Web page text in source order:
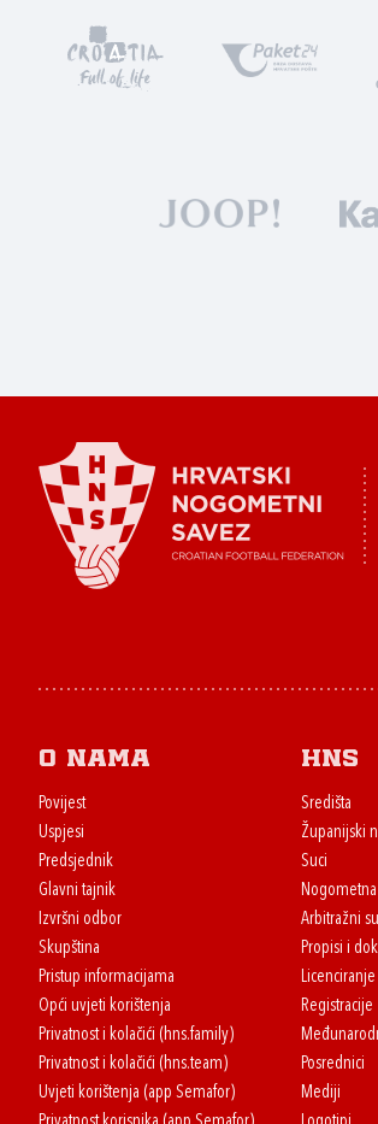
O nama
Povijest
Uspjesi
Predsjednik
Glavni tajnik
Izvršni odbor
Skupština
Pristup informacijama
Opći uvjeti korištenja
Privatnost i kolačići (hns.family)
Privatnost i kolačići (hns.team)
Uvjeti korištenja (app Semafor)
HNS
Središta
Županijski
Suci
Arbitražni
Propisi i
Licenciranje
Registracije
Posrednici
Mediji